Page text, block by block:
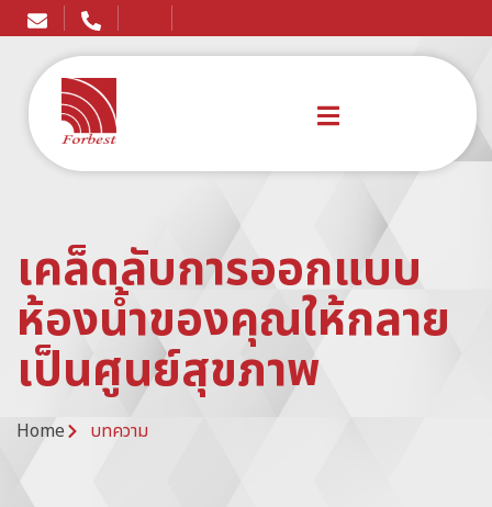
เคล็ดลับการออกแบบ
ห้องน้ำของคุณให้กลาย
เป็นศูนย์สุขภาพ
Home บทความ